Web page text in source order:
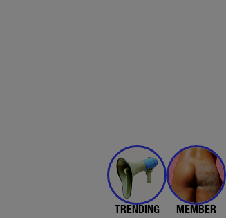
TRENDING MEMBER